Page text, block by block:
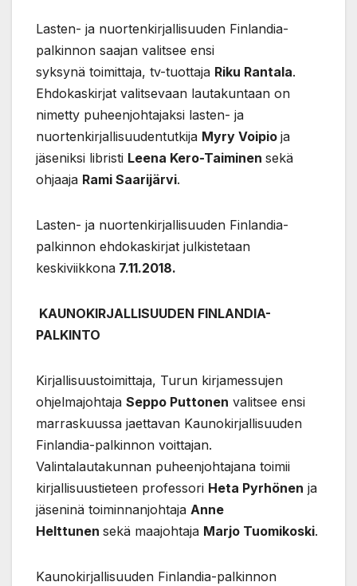
Lasten- ja nuortenkirjallisuuden Finlandia-
palkinnon saajan valitsee ensi
syksynä toimittaja, tv-tuottaja Riku Rantala.
Ehdokaskirjat valitsevaan lautakuntaan on
nimetty puheenjohtajaksi lasten- ja
nuortenkirjallisuudentutkija Myry Voipio ja
jäseniksi libristi Leena Kero-Taiminen sekä
ohjaaja Rami Saarijärvi.
Lasten- ja nuortenkirjallisuuden Finlandia-
palkinnon ehdokaskirjat julkistetaan
keskiviikkona 7.11.2018.
KAUNOKIRJALLISUUDEN FINLANDIA-
PALKINTO
Kirjallisuustoimittaja, Turun kirjamessujen
ohjelmajohtaja Seppo Puttonen valitsee ensi
marraskuussa jaettavan Kaunokirjallisuuden
Finlandia-palkinnon voittajan.
Valintalautakunnan puheenjohtajana toimii
kirjallisuustieteen professori Heta Pyrhönen ja
jäseninä toiminnanjohtaja Anne
Helttunen sekä maajohtaja Marjo Tuomikoski.
Kaunokirjallisuuden Finlandia-palkinnon